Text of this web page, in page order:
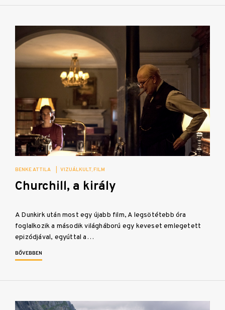
BENKE ATTILA VIZUÁLKULT FILM
Churchill, a király
A Dunkirk után most egy újabb film, A legsötétebb óra
foglalkozik a második világháború egy keveset emlegetett
epizódjával, egyúttal a…
BŐVEBBEN